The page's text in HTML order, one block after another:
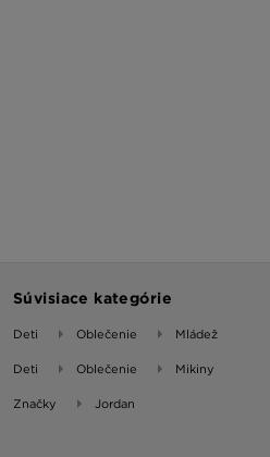
Súvisiace kategórie
Deti Oblečenie Mládež
Deti Oblečenie Mikiny
Značky Jordan